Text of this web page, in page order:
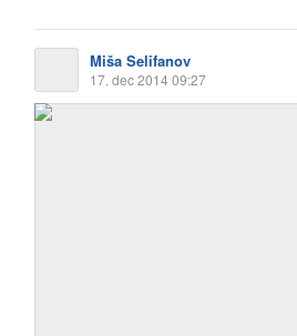
Miša Selifanov
17. dec 2014 09:27